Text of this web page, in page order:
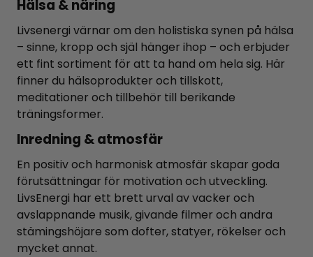
Hälsa & näring
Livsenergi värnar om den holistiska synen på hälsa
– sinne, kropp och själ hänger ihop – och erbjuder
ett fint sortiment för att ta hand om hela sig. Här
finner du hälsoprodukter och tillskott,
meditationer och tillbehör till berikande
träningsformer.
Inredning & atmosfär
En positiv och harmonisk atmosfär skapar goda
förutsättningar för motivation och utveckling.
LivsEnergi har ett brett urval av vacker och
avslappnande musik, givande filmer och andra
stämingshöjare som dofter, statyer, rökelser och
mycket annat.